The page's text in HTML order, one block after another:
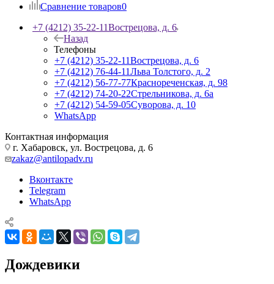
Сравнение товаров0
+7 (4212) 35-22-11Вострецова, д. 6
Назад
Телефоны
+7 (4212) 35-22-11Вострецова, д. 6
+7 (4212) 76-44-11Льва Толстого, д. 2
+7 (4212) 56-77-77Краснореченская, д. 98
+7 (4212) 74-20-22Стрельникова, д. 6а
+7 (4212) 54-59-05Суворова, д. 10
WhatsApp
Контактная информация
г. Хабаровск, ул. Вострецова, д. 6
zakaz@antilopadv.ru
Вконтакте
Telegram
WhatsApp
Дождевики